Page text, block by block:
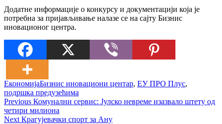
Додатне информације о конкурсу и документацији која је
потребна за пријављивање налазе се на сајту Бизнис
иновационог центра.
ЕкономијаБизнис иновациони центар, ЕУ ПРО Плус,
подршка предузећима
Кретање
чланка
Previous Previous
post:
Комунални сервис: Јулско невреме изазвало штету од
четири милиона
Next Next
Крагујевачки спорт за Ану